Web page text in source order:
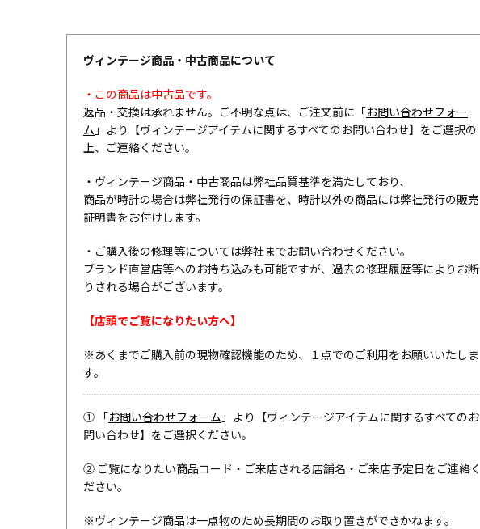
ヴィンテージ商品・中古商品について
・この商品は中古品です。
返品・交換は承れません。ご不明な点は、ご注文前に「お問い合わせフォー
ム 」より【ヴィンテージアイテムに関するすべてのお問い合わせ】をご選択の
上、ご連絡ください。
・ヴィンテージ商品・中古商品は弊社品質基準を満たしており、
商品が時計の場合は弊社発行の保証書を、時計以外の商品には弊社発行の販売
証明書をお付けします。
・ご購入後の修理等については弊社までお問い合わせください。
ブランド直営店等へのお持ち込みも可能ですが、過去の修理履歴等によりお断
りされる場合がございます。
【店頭でご覧になりたい方へ】
※あくまでご購入前の現物確認機能のため、１点でのご利用をお願いいたしま
す。
① 「お問い合わせフォーム 」より【ヴィンテージアイテムに関するすべてのお
問い合わせ】をご選択ください。
② ご覧になりたい商品コード・ご来店される店舗名・ご来店予定日をご連絡く
ださい。
※ヴィンテージ商品は一点物のため長期間のお取り置きができかねます。